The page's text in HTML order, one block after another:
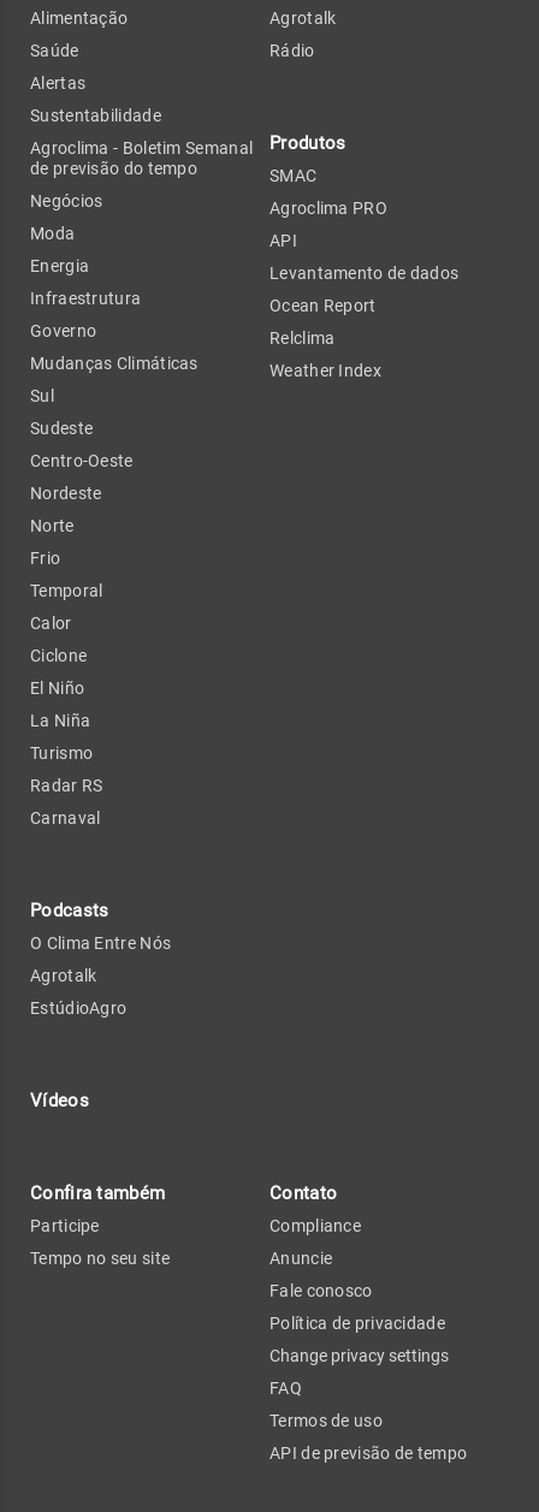
Alimentação
Saúde
Alertas
Sustentabilidade
Agroclima - Boletim Semanal
de previsão do tempo
Negócios
Moda
Energia
Infraestrutura
Governo
Mudanças Climáticas
Sul
Sudeste
Centro-Oeste
Nordeste
Norte
Frio
Temporal
Calor
Ciclone
El Niño
La Niña
Turismo
Radar RS
Carnaval
Podcasts
O Clima Entre Nós
Agrotalk
EstúdioAgro
Vídeos
Agrotalk
Rádio
Produtos
SMAC
Agroclima PRO
API
Levantamento de dados
Ocean Report
Relclima
Weather Index
Confira também
Participe
Tempo no seu site
Contato
Compliance
Anuncie
Fale conosco
Política de privacidade
Change privacy settings
FAQ
Termos de uso
API de previsão de tempo